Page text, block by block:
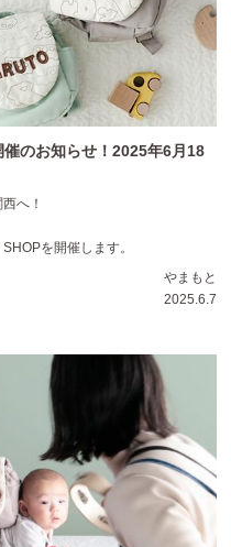
催のお知らせ！2025年6月18
へ！
を開催します。
やまもと
2025.6.7